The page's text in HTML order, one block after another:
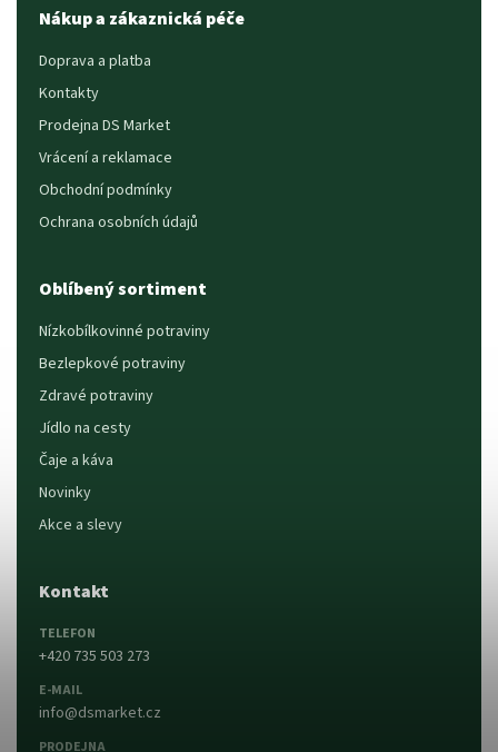
Nákup a zákaznická péče
Doprava a platba
Kontakty
Prodejna DS Market
Vrácení a reklamace
Obchodní podmínky
Ochrana osobních údajů
Oblíbený sortiment
Nízkobílkovinné potraviny
Bezlepkové potraviny
Zdravé potraviny
Jídlo na cesty
Čaje a káva
Novinky
Akce a slevy
Kontakt
TELEFON
+420 735 503 273
E-MAIL
info@dsmarket.cz
PRODEJNA